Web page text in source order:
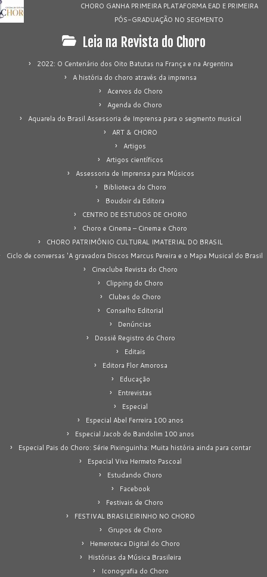
CHORO GANHA PRIMEIRA PLATAFORMA EAD E PRIMEIRA
PÓS-GRADUAÇÃO NO SEGMENTO
Leia na Revista do Choro
2022: O Centenário dos Oito Batutas na França e na Argentina
A história do choro através da imprensa
Acervos do Choro
Agenda do Choro
Aquarela do Brasil Assessoria de Imprensa para o segmento musical
ART & CHORO
Artigos
Artigos científicos
Assessoria de Imprensa para Músicos
Biblioteca do Choro
Boudoir da Editora
CENTRO DE ESTUDOS DE CHORO
Choro e Cinema – Cinema e Choro
CHORO PATRIMÔNIO CULTURAL IMATERIAL DO BRASIL
Ciclo de conversas 'A gravadora Discos Marcus Pereira e o Mapa Musical do Brasil
Cineclube Revista do Choro
Clipping do Choro
Clubes do Choro
Conselho Editorial
Denúncias
Dossiê Registro do Choro
Editais
Editora Flor Amorosa
Educação
Entrevistas
Especial
Especial Abel Ferreira 100 anos
Especial Jacob do Bandolim 100 anos
Especial Pais do Choro: Série Pixinguinha: Muita história ainda para contar
Especial Viva Hermeto Pascoal
Estudando Choro
Facebook
Festivais de Choro
FESTIVAL BRASILEIRINHO NO CHORO
Grupos de Choro
Hemeroteca Digital do Choro
Histórias da Música Brasileira
Iconografia do Choro